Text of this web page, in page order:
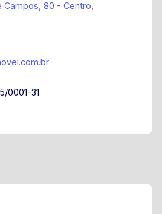
Campos, 80 - Centro,
0001-31